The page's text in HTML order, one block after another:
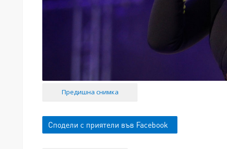
Предишна снимка
Сподели с приятели във Facebook